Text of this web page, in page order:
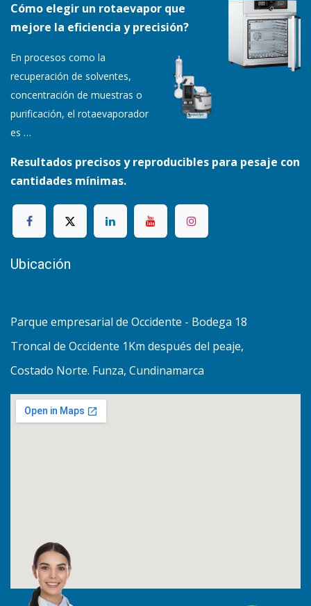
Cómo elegir un rotaevapor que
mejore la eficiencia y precisión?
En procesos como la
recuperación de solventes,
concentración de muestras o
purificación, el rotaevaporador
es …
Resultados precisos y reproducibles para pesaje con
cantidades mínimas.
Ubicación
Parque empresarial de Occidente - Bodega 18
Troncal de Occidente 1Km después del peaje,
Costado Norte. Funza, Cundinamarca